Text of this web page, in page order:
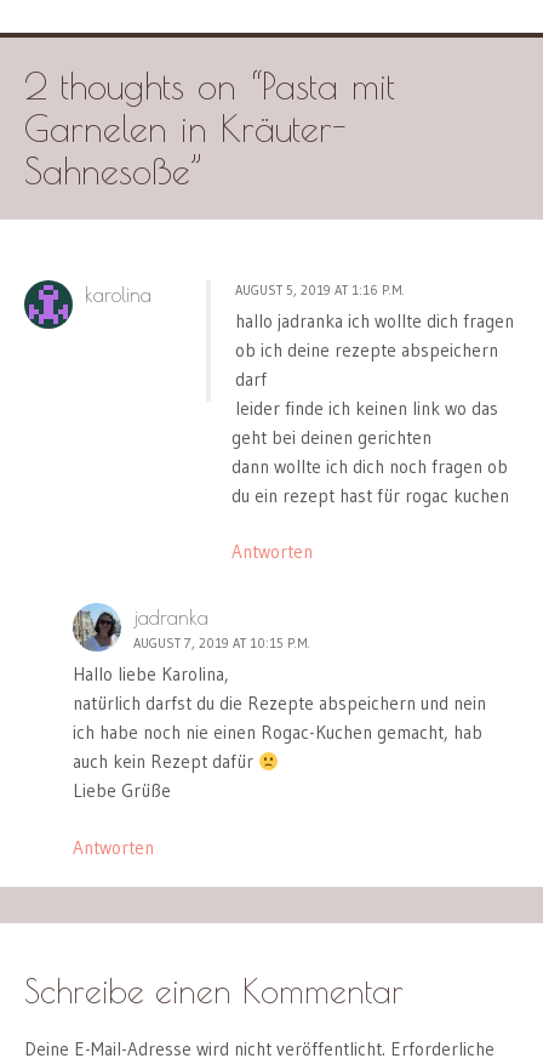
2 thoughts on “Pasta mit
Garnelen in Kräuter-
Sahnesoße”
karolina AUGUST 5, 2019 AT 1:16 P.M.
hallo jadranka ich wollte dich fragen
ob ich deine rezepte abspeichern
darf
leider finde ich keinen link wo das
geht bei deinen gerichten
dann wollte ich dich noch fragen ob
du ein rezept hast für rogac kuchen
Antworten
jadranka
AUGUST 7, 2019 AT 10:15 P.M.
Hallo liebe Karolina,
natürlich darfst du die Rezepte abspeichern und nein
ich habe noch nie einen Rogac-Kuchen gemacht, hab
auch kein Rezept dafür
Liebe Grüße
Antworten
Schreibe einen Kommentar
Deine E-Mail-Adresse wird nicht veröffentlicht. Erforderliche